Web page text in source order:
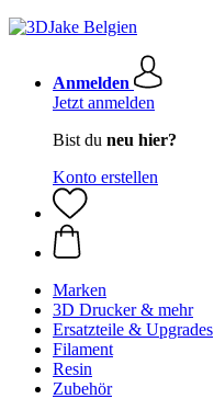
Anmelden
Jetzt anmelden
Bist du neu hier?
Konto erstellen
Marken
3D Drucker & mehr
Ersatzteile & Upgrades
Filament
Resin
Zubehör